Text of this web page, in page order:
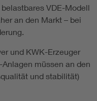
VDE-Modell
an den Markt – bei
und KWK-Erzeuger
müssen an den
und stabilität)